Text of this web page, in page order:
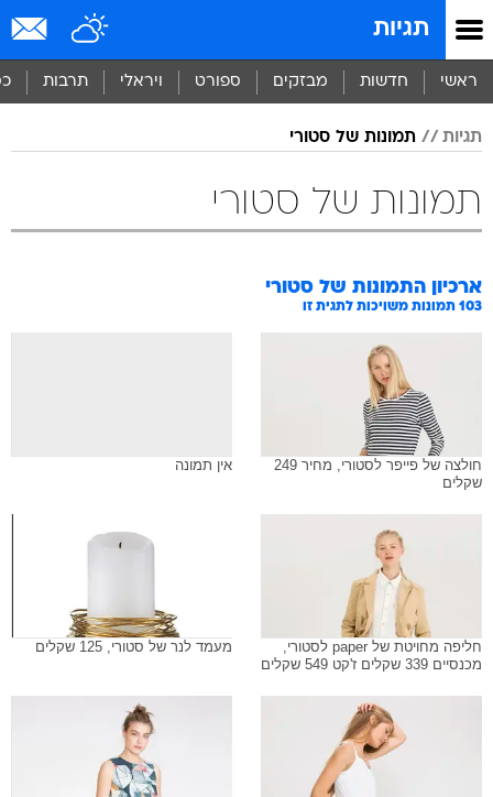
תגיות
ראשי חדשות מבזקים ספורט ויראלי תרבות
תגיות תמונות של סטורי
תמונות של סטורי
ארכיון התמונות של סטורי
103 תמונות משויכות לתגית זו
חולצה של פייפר לסטורי, מחיר 249
שקלים
אין תמונה
חליפה מחויטת של paper לסטורי,
מכנסיים 339 שקלים ז'קט 549 שקלים
מעמד לנר של סטורי, 125 שקלים